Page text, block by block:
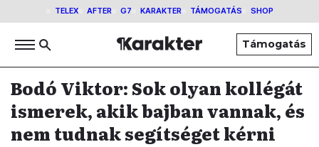
TELEX AFTER G7 KARAKTER TÁMOGATÁS SHOP
Támogatás
Bodó Viktor: Sok olyan kollégát
ismerek, akik bajban vannak, és
nem tudnak segítséget kérni